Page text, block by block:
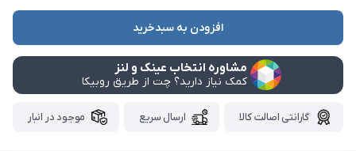
افزودن به سبدخرید
مشاوره انتخاب عینک و لنز
کمک نیاز دارید؟ چت از طریق روبیکا
گارانتی اصالت کالا ارسال سریع موجود در انبار